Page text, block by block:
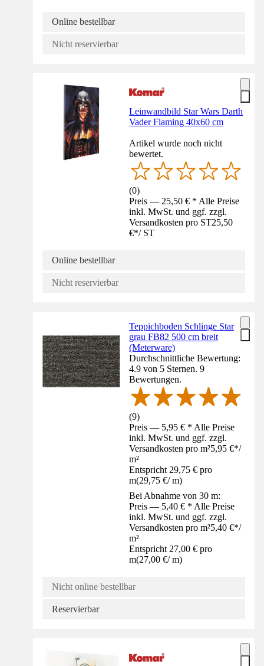
Online bestellbar
Nicht reservierbar
Leinwandbild Star Wars Darth
Vader Flaming 40x60 cm
Artikel wurde noch nicht
bewertet.
(0)
Preis — 25,50 € * Alle Preise
inkl. MwSt. und ggf. zzgl.
Versandkosten pro ST25,50
€*/ ST
Online bestellbar
Nicht reservierbar
Teppichboden Schlinge Star
grau FB82 500 cm breit
(Meterware)
Durchschnittliche Bewertung:
4.9 von 5 Sternen. 9
Bewertungen.
(9)
Preis — 5,95 € * Alle Preise
inkl. MwSt. und ggf. zzgl.
Versandkosten pro m²5,95 €*/
m²
Entspricht 29,75 € pro
m(29,75 €/ m)
Bei Abnahme von 30 m:
Preis — 5,40 € * Alle Preise
inkl. MwSt. und ggf. zzgl.
Versandkosten pro m²5,40 €*/
m²
Entspricht 27,00 € pro
m(27,00 €/ m)
Nicht online bestellbar
Reservierbar